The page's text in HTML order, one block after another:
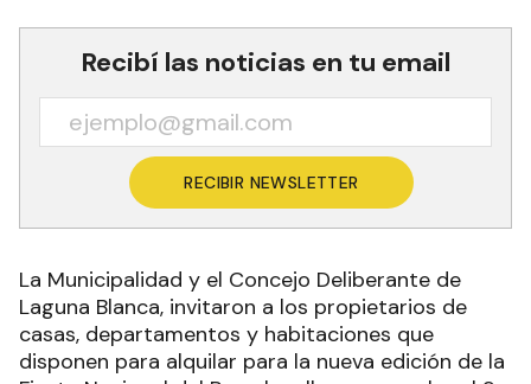
Recibí las noticias en tu email
RECIBIR NEWSLETTER
La Municipalidad y el Concejo Deliberante de
Laguna Blanca, invitaron a los propietarios de
casas, departamentos y habitaciones que
disponen para alquilar para la nueva edición de la